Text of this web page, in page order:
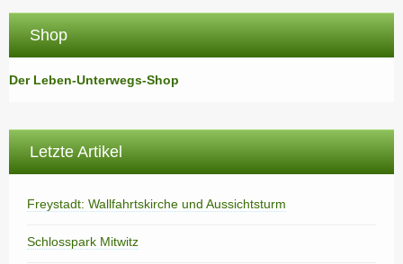
Shop
Der Leben-Unterwegs-Shop
Letzte Artikel
Freystadt: Wallfahrtskirche und Aussichtsturm
Schlosspark Mitwitz